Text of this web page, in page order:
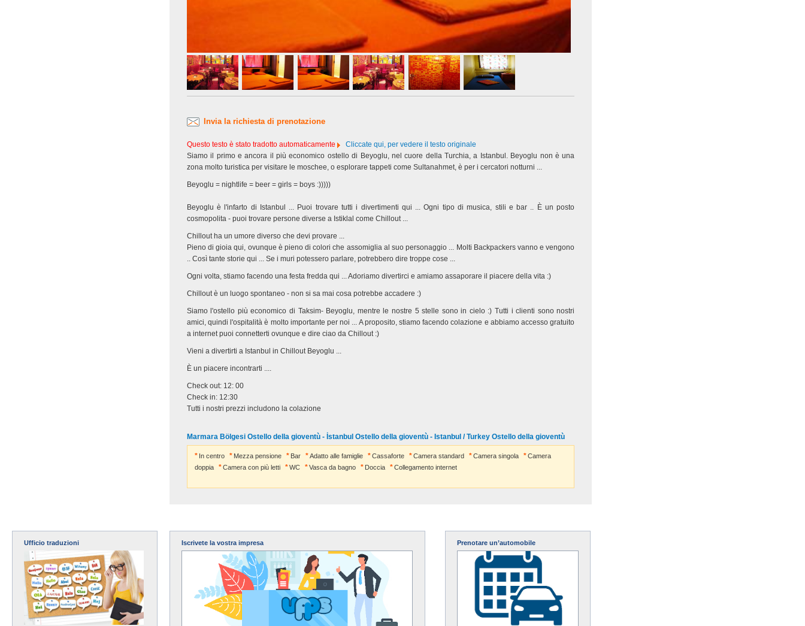
Invia la richiesta di prenotazione
Questo testo è stato tradotto automaticamente
Cliccate qui, per vedere il testo originale
Siamo il primo e ancora il più economico ostello di Beyoglu, nel cuore della Turchia, a Istanbul. Beyoglu non è una
zona molto turistica per visitare le moschee, o esplorare tappeti come Sultanahmet, è per i cercatori notturni ...
Beyoglu = nightlife = beer = girls = boys :)))))
Beyoglu è l'infarto di Istanbul ... Puoi trovare tutti i divertimenti qui ... Ogni tipo di musica, stili e bar .. È un posto
cosmopolita - puoi trovare persone diverse a Istiklal come Chillout ...
Chillout ha un umore diverso che devi provare ...
Pieno di gioia qui, ovunque è pieno di colori che assomiglia al suo personaggio ... Molti Backpackers vanno e vengono
.. Così tante storie qui ... Se i muri potessero parlare, potrebbero dire troppe cose ...
Ogni volta, stiamo facendo una festa fredda qui ... Adoriamo divertirci e amiamo assaporare il piacere della vita :)
Chillout è un luogo spontaneo - non si sa mai cosa potrebbe accadere :)
Siamo l'ostello più economico di Taksim- Beyoglu, mentre le nostre 5 stelle sono in cielo :) Tutti i clienti sono nostri
amici, quindi l'ospitalità è molto importante per noi ... A proposito, stiamo facendo colazione e abbiamo accesso gratuito
a internet puoi connetterti ovunque e dire ciao da Chillout :)
Vieni a divertirti a Istanbul in Chillout Beyoglu ...
È un piacere incontrarti ....
Check out: 12: 00
Check in: 12:30
Tutti i nostri prezzi includono la colazione
Marmara Bölgesi Ostello della gioventù - İstanbul Ostello della gioventù - Istanbul / Turkey Ostello della gioventù
In centro Mezza pensione Bar Adatto alle famiglie Cassaforte Camera standard Camera singola
Camera
doppia
Camera con più letti WC Vasca da bagno Doccia Collegamento internet
Ufficio traduzioni Iscrivete la vostra impresa Prenotare un’automobile